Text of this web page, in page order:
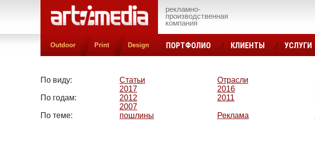
рекламно-
производственная
компания
Outdoor Print Design ПОРТФОЛИО КЛИЕНТЫ УСЛУГИ
По виду: Статьи Отрасли
По годам:
2017 2016
2012
2011
2007
По теме:
пошлины Реклама